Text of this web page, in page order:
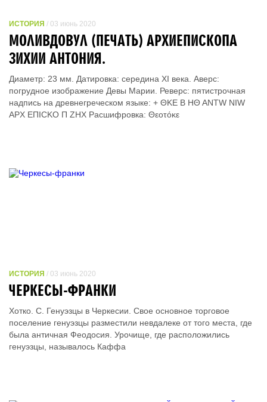
ИСТОРИЯ / 03 июнь 2020
МОЛИВДОВУЛ (ПЕЧАТЬ) АРХИЕПИСКОПА
ЗИХИИ АНТОНИЯ.
Диаметр: 23 мм. Датировка: середина XI века. Аверс:
погрудное изображение Девы Марии. Реверс: пятистрочная
надпись на древнегреческом языке: + ΘΚΕ Β ΗΘ ΑΝΤW ΝΙW
ΑΡΧ ΕΠΙСΚΟ Π ΖΗΧ Расшифровка: Θεοτόκε
ИСТОРИЯ / 03 июнь 2020
ЧЕРКЕСЫ-ФРАНКИ
Хотко. С. Генуэзцы в Черкесии. Свое основное торговое
поселение генуэзцы разместили невдалеке от того места, где
была античная Феодосия. Урочище, где расположились
генуэзцы, называлось Каффа